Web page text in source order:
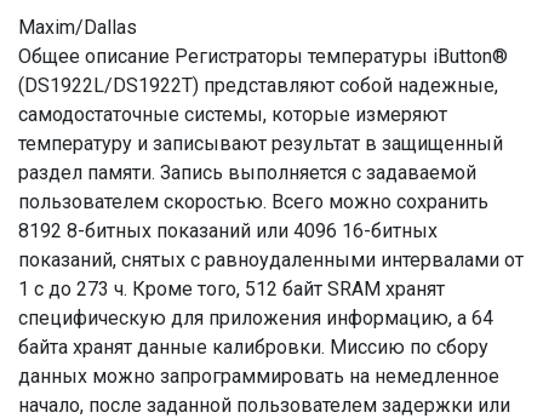
Maxim/Dallas
Общее описание Регистраторы температуры iButton®
(DS1922L/DS1922T) представляют собой надежные,
самодостаточные системы, которые измеряют
температуру и записывают результат в защищенный
раздел памяти. Запись выполняется с задаваемой
пользователем скоростью. Всего можно сохранить
8192 8-битных показаний или 4096 16-битных
показаний, снятых с равноудаленными интервалами от
1 с до 273 ч. Кроме того, 512 байт SRAM хранят
специфическую для приложения информацию, а 64
байта хранят данные калибровки. Миссию по сбору
данных можно запрограммировать на немедленное
начало, после заданной пользователем задержки или